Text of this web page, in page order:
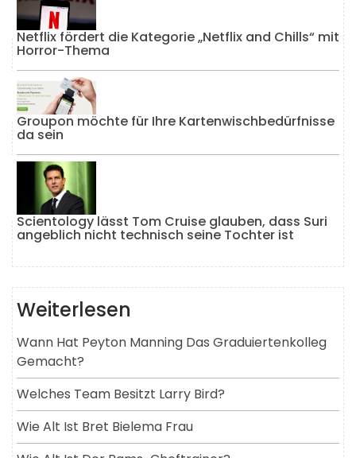
Netflix fördert die Kategorie „Netflix and Chills“ mit
Horror-Thema
Groupon möchte für Ihre Kartenwischbedürfnisse
da sein
Scientology lässt Tom Cruise glauben, dass Suri
angeblich nicht technisch seine Tochter ist
Weiterlesen
Wann Hat Peyton Manning Das Graduiertenkolleg
Gemacht?
Welches Team Besitzt Larry Bird?
Wie Alt Ist Bret Bielema Frau